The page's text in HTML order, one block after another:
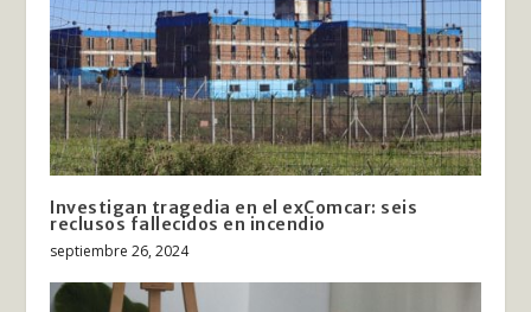
Investigan tragedia en el exComcar: seis
reclusos fallecidos en incendio
septiembre 26, 2024